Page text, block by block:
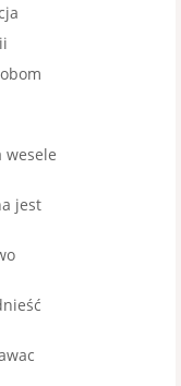
wesele
jest